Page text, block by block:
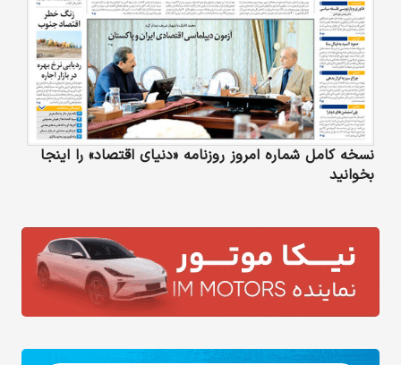
نسخه کامل شماره امروز روزنامه «دنیای‌ اقتصاد» را اینجا
بخوانید